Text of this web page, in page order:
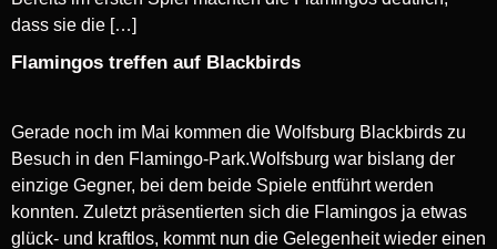
dass sie die […]
Flamingos treffen auf Blackbirds
Gerade noch im Mai kommen die Wolfsburg Blackbirds zu
Besuch in den Flamingo-Park.Wolfsburg war bislang der
einzige Gegner, bei dem beide Spiele entführt werden
konnten. Zuletzt präsentierten sich die Flamingos ja etwas
glück- und kraftlos, kommt nun die Gelegenheit wieder einen